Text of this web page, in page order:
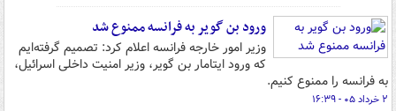
ورود بن گویر به فرانسه ممنوع شد
وزیر امور خارجه فرانسه اعلام کرد: تصمیم گرفته‌ایم
که ورود ایتامار بن گویر، وزیر امنیت داخلی اسرائیل،
به فرانسه را ممنوع کنیم.
۲ خرداد ۰۵ - ۱۶:۳۹